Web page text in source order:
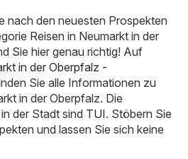
nach den neuesten Prospekten
Reisen in Neumarkt in der
Sie hier genau richtig! Auf
in der Oberpfalz -
Sie alle Informationen zu
in der Oberpfalz. Die
der Stadt sind TUI. Stöbern Sie
und lassen Sie sich keine